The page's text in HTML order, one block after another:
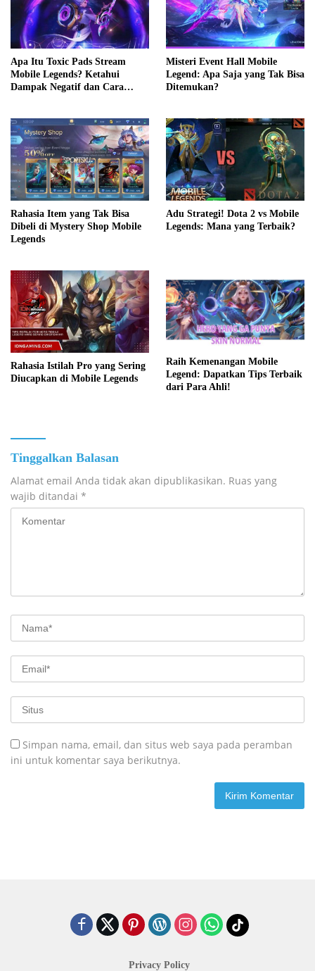
Apa Itu Toxic Pads Stream
Mobile Legends? Ketahui
Dampak Negatif dan Cara
Misteri Event Hall Mobile
Legend: Apa Saja yang Tak Bisa
Ditemukan?
Rahasia Item yang Tak Bisa
Dibeli di Mystery Shop Mobile
Legends
Adu Strategi! Dota 2 vs Mobile
Legends: Mana yang Terbaik?
Rahasia Istilah Pro yang Sering
Diucapkan di Mobile Legends
Raih Kemenangan Mobile
Legend: Dapatkan Tips Terbaik
dari Para Ahli!
Tinggalkan Balasan
Alamat email Anda tidak akan dipublikasikan. Ruas yang
wajib ditandai *
Simpan nama, email, dan situs web saya pada peramban
ini untuk komentar saya berikutnya.
Privacy Policy